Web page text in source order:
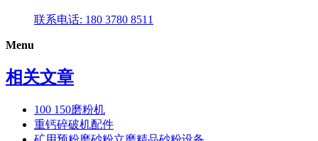
联系电话: 180 3780 8511
Menu
相关文章
100 150磨粉机
重钙碎破机配件